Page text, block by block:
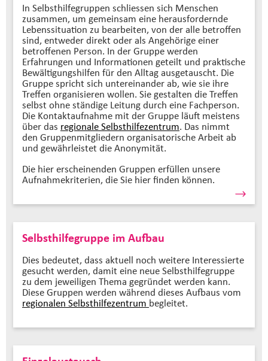
In Selbsthilfegruppen schliessen sich Menschen
zusammen, um gemeinsam eine herausfordernde
Lebenssituation zu bearbeiten, von der alle betroffen
sind, entweder direkt oder als Angehörige einer
betroffenen Person. In der Gruppe werden
Erfahrungen und Informationen geteilt und praktische
Bewältigungshilfen für den Alltag ausgetauscht. Die
Gruppe spricht sich untereinander ab, wie sie ihre
Treffen organisieren wollen. Sie gestalten die Treffen
selbst ohne ständige Leitung durch eine Fachperson.
Die Kontaktaufnahme mit der Gruppe läuft meistens
über das regionale Selbsthilfezentrum. Das nimmt
den Gruppenmitgliedern organisatorische Arbeit ab
und gewährleistet die Anonymität.
Die hier erscheinenden Gruppen erfüllen unsere
Aufnahmekriterien, die Sie hier finden können.
Selbsthilfegruppe im Aufbau
Dies bedeutet, dass aktuell noch weitere Interessierte
gesucht werden, damit eine neue Selbsthilfegruppe
zu dem jeweiligen Thema gegründet werden kann.
Diese Gruppen werden während dieses Aufbaus vom
regionalen Selbsthilfezentrum begleitet.